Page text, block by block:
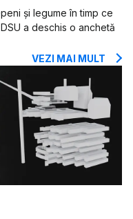
și legume în timp ce
a deschis o anchetă
VEZI MAI MULT